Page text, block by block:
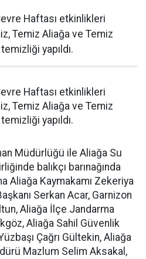
Haftası etkinlikleri
Temiz Aliağa ve Temiz
yapıldı.
Haftası etkinlikleri
Temiz Aliağa ve Temiz
yapıldı.
Müdürlüğü ile Aliağa Su
balıkçı barınağında
Aliağa Kaymakamı Zekeriya
Serkan Acar, Garnizon
Aliağa İlçe Jandarma
Aliağa Sahil Güvenlik
Çağrı Gültekin, Aliağa
Mazlum Selim Aksakal,